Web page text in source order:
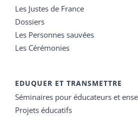
Les Justes de France
Dossiers
Les Personnes sauvées
Les Cérémonies
EDUQUER ET TRANSMETTRE
Séminaires pour éducateurs et
Projets éducatifs